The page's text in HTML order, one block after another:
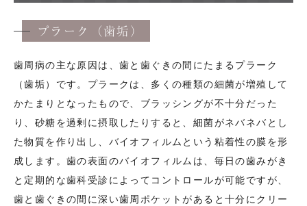
プラーク（歯垢）
歯周病の主な原因は、歯と歯ぐきの間にたまるプラーク
（歯垢）です。プラークは、多くの種類の細菌が増殖して
かたまりとなったもので、ブラッシングが不十分だった
り、砂糖を過剰に摂取したりすると、細菌がネバネバとし
た物質を作り出し、バイオフィルムという粘着性の膜を形
成します。歯の表面のバイオフィルムは、毎日の歯みがき
と定期的な歯科受診によってコントロールが可能ですが、
歯と歯ぐきの間に深い歯周ポケットがあると十分にクリー